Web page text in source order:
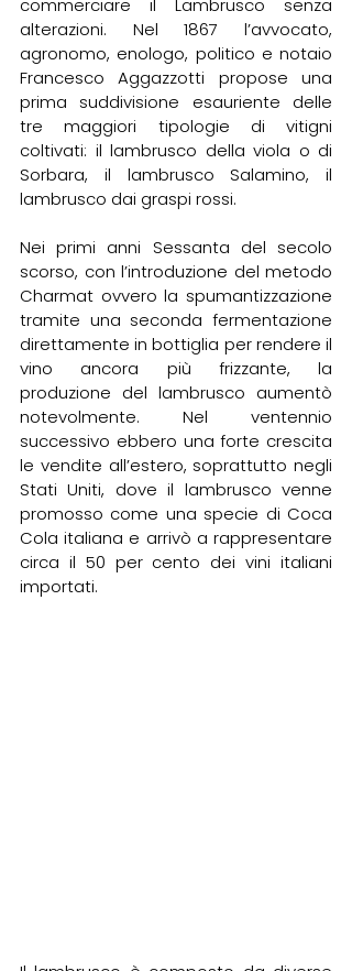
commerciare il Lambrusco senza
alterazioni. Nel 1867 l’avvocato,
agronomo, enologo, politico e notaio
Francesco Aggazzotti propose una
prima suddivisione esauriente delle
tre maggiori tipologie di vitigni
coltivati: il lambrusco della viola o di
Sorbara, il lambrusco Salamino, il
lambrusco dai graspi rossi.
Nei primi anni Sessanta del secolo
scorso, con l’introduzione del metodo
Charmat ovvero la spumantizzazione
tramite una seconda fermentazione
direttamente in bottiglia per rendere il
vino ancora più frizzante, la
produzione del lambrusco aumentò
notevolmente. Nel ventennio
successivo ebbero una forte crescita
le vendite all’estero, soprattutto negli
Stati Uniti, dove il lambrusco venne
promosso come una specie di Coca
Cola italiana e arrivò a rappresentare
circa il 50 per cento dei vini italiani
importati.